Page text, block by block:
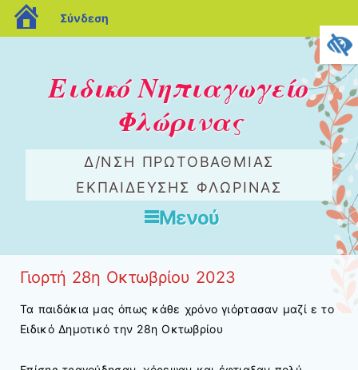
Ειδικό Νηπιαγωγείο
Φλώρινας
Δ/ΝΣΗ ΠΡΩΤΟΒΆΘΜΙΑΣ
ΕΚΠΑΊΔΕΥΣΗΣ ΦΛΏΡΙΝΑΣ
Μενού
Γιορτή 28η Οκτωβρίου 2023
Τα παιδάκια μας όπως κάθε χρόνο γιόρτασαν μαζί ε το
Ειδικό Δημοτικό την 28η Οκτωβρίου
blogs.sch.gr
Σύνδεση